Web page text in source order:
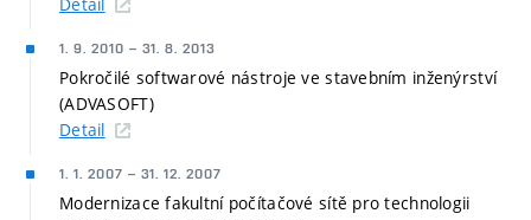
1. 9. 2010 – 31. 8. 2013
Pokročilé softwarové nástroje ve stavebním inženýrství
(ADVASOFT)
Detail
1. 1. 2007 – 31. 12. 2007
Modernizace fakultní počítačové sítě pro technologii